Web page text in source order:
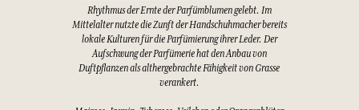
Rhythmus der Ernte der Parfümblumen gelebt. Im
Mittelalter nutzte die Zunft der Handschuhmacher bereits
lokale Kulturen für die Parfümierung ihrer Leder. Der
Aufschwung der Parfümerie hat den Anbau von
Duftpflanzen als althergebrachte Fähigkeit von Grasse
verankert.